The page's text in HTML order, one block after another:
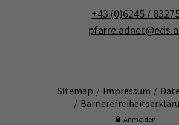
+43 (0)6245 /
Sitemap Impressum
Anmelden